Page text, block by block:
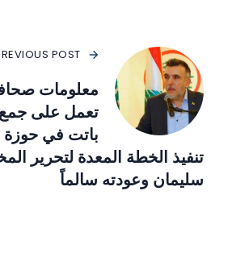
POST
معلومات
تعمل على جمع
باتت في حوزة
تنفيذ الخطة المعدة لتحرير
سليمان وعودته سالماً